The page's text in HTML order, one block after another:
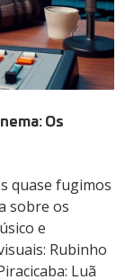
Os
quase fugimos
sobre os
e
Rubinho
Luã